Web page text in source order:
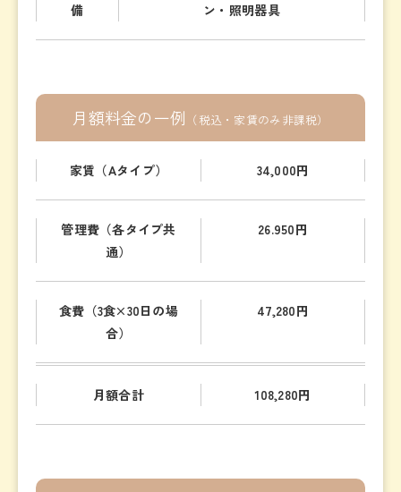
備
ン・照明器具
月額料金の一例 （税込・家賃のみ非課税）
家賃（Aタイプ） 34,000円
管理費（各タイプ共
通）
26.950円
食費（3食×30日の場
合）
47,280円
月額合計 108,280円